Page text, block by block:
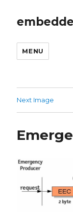
MENU
Next Image